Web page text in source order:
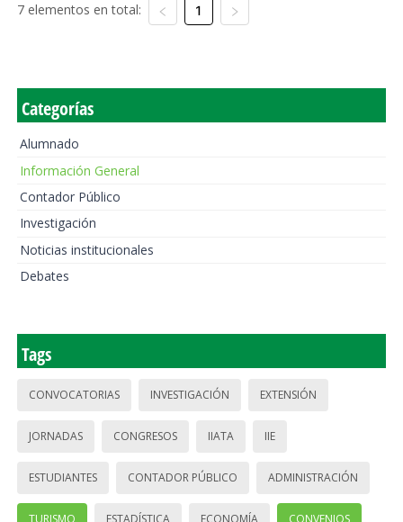
7 elementos en total: 1
Categorías
Alumnado
Información General
Contador Público
Investigación
Noticias institucionales
Debates
Tags
CONVOCATORIAS INVESTIGACIÓN EXTENSIÓN
JORNADAS CONGRESOS IIATA IIE
ESTUDIANTES CONTADOR PÚBLICO ADMINISTRACIÓN